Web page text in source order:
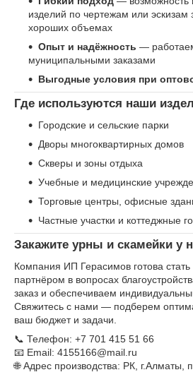
изделий по чертежам или эскизам
хороших объемах
Опыт и надёжность —
муниципальными заказами
Выгодные условия при
Где используются наши
Городские и сельские парки
Дворы многоквартирных домов
Скверы и зоны отдыха
Учебные и медицинские
Торговые центры, офисные
Частные участки и коттеджные
Закажите урны и скамейки у
Компания ИП Герасимов готова
партнёром в вопросах
заказ и обеспечиваем
Свяжитесь с нами — подберем
ваш бюджет и задачи.
📞 Телефон: +7 701 415 51 66
📧 Email: 4155166@mail.ru
🌐 Адрес производства: РК, г.Алматы,